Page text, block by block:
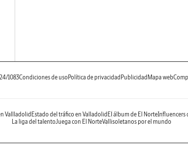
1083Condiciones de uso Política de privacidad Publicidad Mapa web
Vallladolid Estado del tráfico en Valladolid El álbum de El NorteInfluencers
La liga del talentoJuega con El NorteVallisoletanos por el mundo